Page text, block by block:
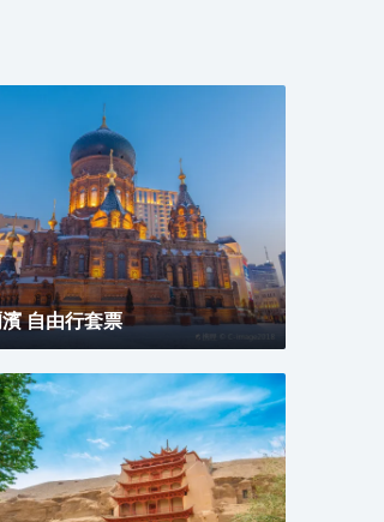
自助餐廳、大堂吧、會議室，自
、藝術的自助早餐，多種選擇的
至4點提供“社交時光”供您享用飲
遊、商務的上佳選擇。
自由行套票